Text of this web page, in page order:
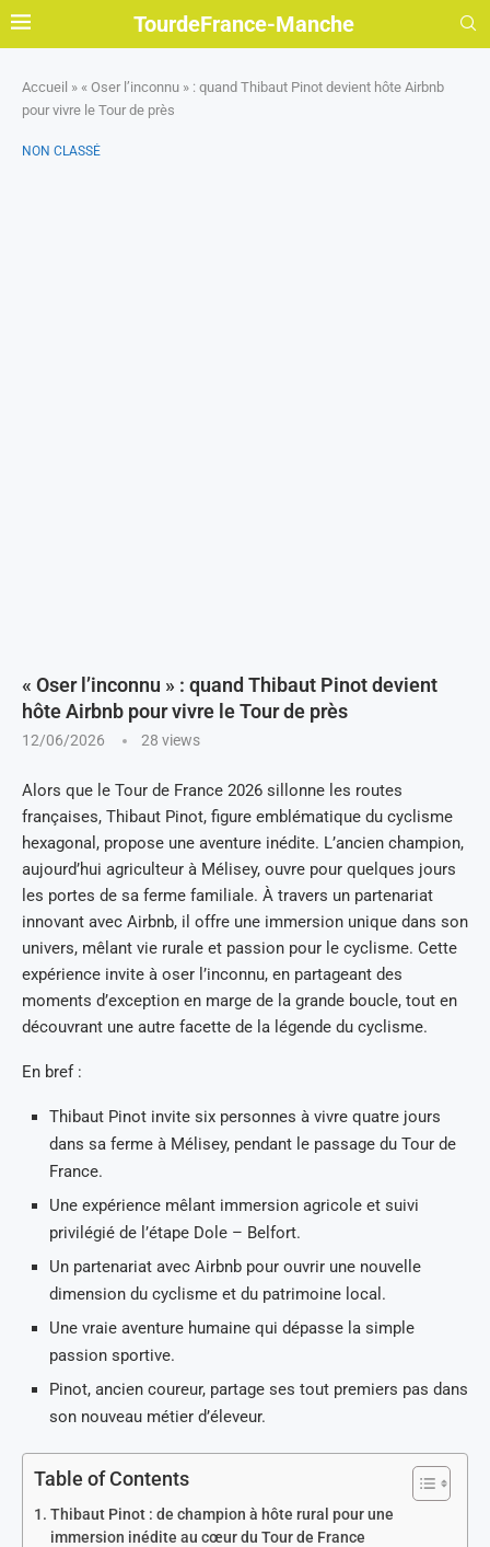
TourdeFrance-Manche
Accueil » « Oser l’inconnu » : quand Thibaut Pinot devient hôte Airbnb
pour vivre le Tour de près
NON CLASSÉ
« Oser l’inconnu » : quand Thibaut Pinot devient
hôte Airbnb pour vivre le Tour de près
12/06/2026 28 views
Alors que le Tour de France 2026 sillonne les routes
françaises, Thibaut Pinot, figure emblématique du cyclisme
hexagonal, propose une aventure inédite. L’ancien champion,
aujourd’hui agriculteur à Mélisey, ouvre pour quelques jours
les portes de sa ferme familiale. À travers un partenariat
innovant avec Airbnb, il offre une immersion unique dans son
univers, mêlant vie rurale et passion pour le cyclisme. Cette
expérience invite à oser l’inconnu, en partageant des
moments d’exception en marge de la grande boucle, tout en
découvrant une autre facette de la légende du cyclisme.
En bref :
Thibaut Pinot invite six personnes à vivre quatre jours
dans sa ferme à Mélisey, pendant le passage du Tour de
France.
Une expérience mêlant immersion agricole et suivi
privilégié de l’étape Dole – Belfort.
Un partenariat avec Airbnb pour ouvrir une nouvelle
dimension du cyclisme et du patrimoine local.
Une vraie aventure humaine qui dépasse la simple
passion sportive.
Pinot, ancien coureur, partage ses tout premiers pas dans
son nouveau métier d’éleveur.
Table of Contents
Thibaut Pinot : de champion à hôte rural pour une
immersion inédite au cœur du Tour de France